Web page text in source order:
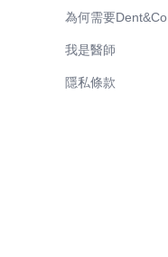
為何需要Dent&Co
我是醫師
隱私條款